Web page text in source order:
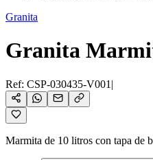
Granita
Granita
Ref: CSP-030435-V001 |
Marmita de 10 litros con tapa de